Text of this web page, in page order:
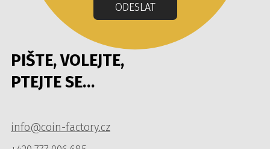
PIŠTE, VOLEJTE,
PTEJTE SE…
info@coin-factory.cz
ODESLAT